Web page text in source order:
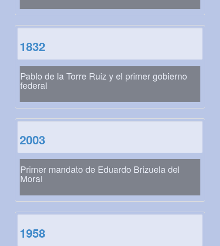
1832
Pablo de la Torre Ruiz y el primer gobierno
federal
2003
Primer mandato de Eduardo Brizuela del
Moral
1958